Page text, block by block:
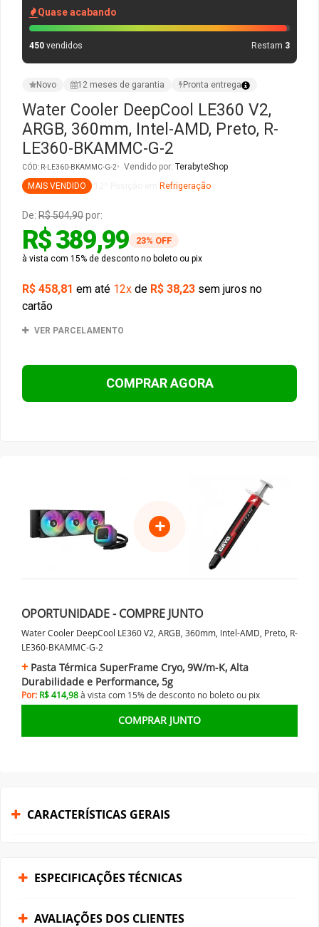
Quase acabando
450 vendidos Restam 3
Novo 12 meses de garantia Pronta entrega
Water Cooler DeepCool LE360 V2,
ARGB, 360mm, Intel-AMD, Preto, R-
LE360-BKAMMC-G-2
CÓD: R-LE360-BKAMMC-G-2 Vendido por: TerabyteShop
MAIS VENDIDO
Refrigeração
De: R$ 504,90por:
R$ 389,99 23% OFF
à vista com 15% de desconto no boleto ou pix
R$ 458,81 em até 12x de R$ 38,23 sem juros no
cartão
VER PARCELAMENTO
COMPRAR AGORA
+
OPORTUNIDADE - COMPRE JUNTO
Water Cooler DeepCool LE360 V2, ARGB, 360mm, Intel-AMD, Preto, R-
LE360-BKAMMC-G-2
Pasta Térmica SuperFrame Cryo, 9W/m-K, Alta
Durabilidade e Performance, 5g
Por: R$ 414,98à vista com 15% de desconto no boleto ou pix
COMPRAR JUNTO
CARACTERÍSTICAS GERAIS
ESPECIFICAÇÕES TÉCNICAS
AVALIAÇÕES DOS CLIENTES
Gabinete Liketec
Fonte Thermaltake
Ver Todos